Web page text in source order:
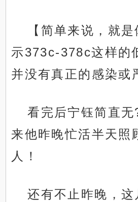
【简单来说，就
示373c-378c这样的
并没有真正的感染或
看完后宁钰简直无
来他昨晚忙活半天照
人！
还有不止昨晚，